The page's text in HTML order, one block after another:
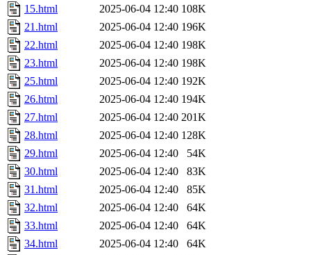
15.html
2025-06-04 12:40 108K
21.html
2025-06-04 12:40 196K
22.html
2025-06-04 12:40 198K
23.html
2025-06-04 12:40 198K
25.html
2025-06-04 12:40 192K
26.html
2025-06-04 12:40 194K
27.html
2025-06-04 12:40 201K
28.html
2025-06-04 12:40 128K
29.html
2025-06-04 12:40
54K
30.html
2025-06-04 12:40
83K
31.html
2025-06-04 12:40
85K
32.html
2025-06-04 12:40
64K
33.html
2025-06-04 12:40
64K
34.html
2025-06-04 12:40
64K